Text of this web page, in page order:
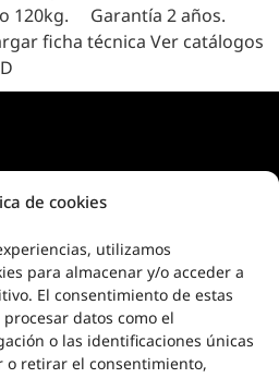
de cookies
utilizamos
para almacenar y/o acceder a
El consentimiento de estas
datos como el
o las identificaciones únicas
o retirar el consentimiento,
120kg. Garantía 2 años.
ficha técnica Ver catálogos